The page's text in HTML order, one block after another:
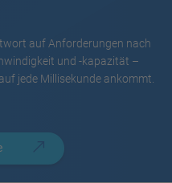
auf Anforderungen nach
und -kapazität –
jede Millisekunde ankommt.